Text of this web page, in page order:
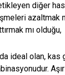
diğer
azaltmak
mı olduğu,
ideal olan, kas